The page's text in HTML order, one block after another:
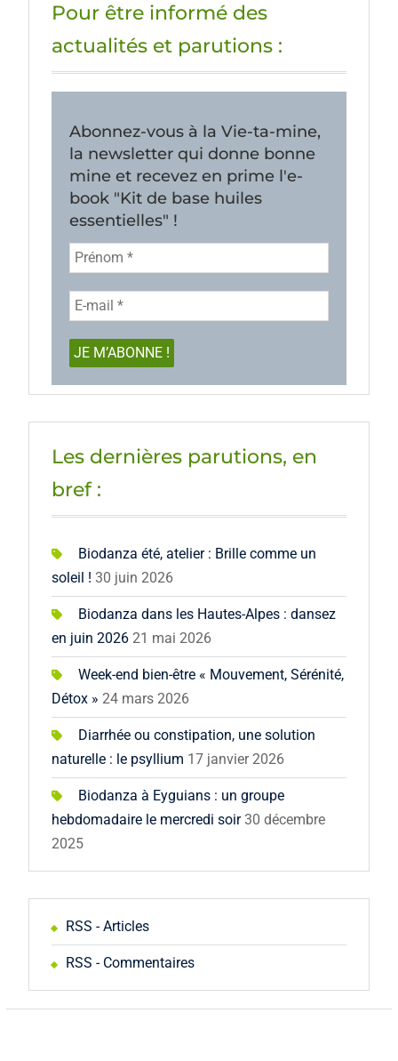
Pour être informé des
actualités et parutions :
Abonnez-vous à la Vie-ta-mine,
la newsletter qui donne bonne
mine et recevez en prime l'e-
book "Kit de base huiles
essentielles" !
Les dernières parutions, en
bref :
Biodanza été, atelier : Brille comme un
soleil ! 30 juin 2026
Biodanza dans les Hautes-Alpes : dansez
en juin 2026 21 mai 2026
Week-end bien-être « Mouvement, Sérénité,
Détox » 24 mars 2026
Diarrhée ou constipation, une solution
naturelle : le psyllium 17 janvier 2026
Biodanza à Eyguians : un groupe
hebdomadaire le mercredi soir 30 décembre
2025
RSS - Articles
RSS - Commentaires